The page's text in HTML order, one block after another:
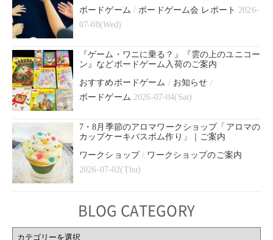
ボードゲーム / ボードゲーム会 レポート 2026-
07-08(Wed)
『ゲーム・ワニに乗る？』『雲の上のユニコー
ン』などボードゲーム入荷のご案内
おすすめボードゲーム / お知らせ /
ボードゲーム 2026-07-04(Sat)
7・8月季節のアロマワークショップ「アロマの
カップケーキバスボム作り」｜ご案内
ワークショップ/ ワークショップのご案内
2026-07-02(Thu)
BLOG CATEGORY
BLOG